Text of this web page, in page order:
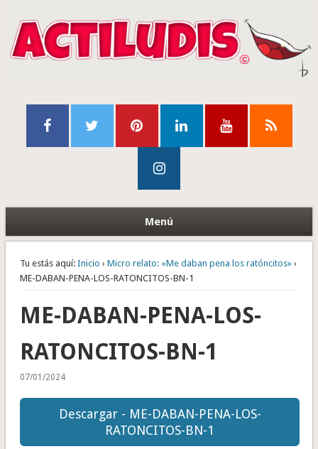
Menú
Tu estás aquí: Inicio › Micro relato: «Me daban pena los ratóncitos»›
ME-DABAN-PENA-LOS-RATONCITOS-BN-1
ME-DABAN-PENA-LOS-
RATONCITOS-BN-1
07/01/2024
Descargar - ME-DABAN-PENA-LOS-
RATONCITOS-BN-1